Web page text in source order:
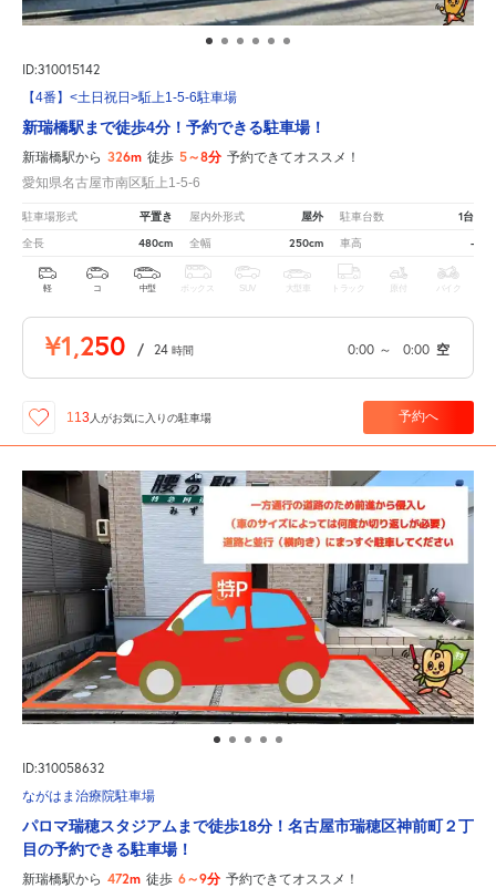
ID:310015142
【4番】<土日祝日>駈上1-5-6駐車場
新瑞橋駅まで徒歩4分！予約できる駐車場！
新瑞橋駅から 326m 徒歩 5～8分 予約できてオススメ！
愛知県名古屋市南区駈上1-5-6
駐車場形式 平置き 屋内外形式 屋外 駐車台数 1台
全長 480cm 全幅 250cm 車高 -
軽 コ 中型 ボックス SUV 大型車 トラック 原付 バイク
¥1,250 / 24 時間 0:00 ～ 0:00 空
113 人がお気に入りの駐車場 予約へ
ID:310058632
ながはま治療院駐車場
パロマ瑞穂スタジアムまで徒歩18分！名古屋市瑞穂区神前町２丁
目の予約できる駐車場！
新瑞橋駅から 472m 徒歩 6～9分 予約できてオススメ！